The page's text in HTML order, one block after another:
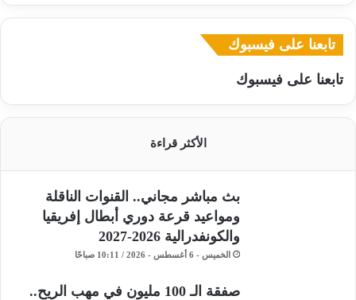
تابعنا على فيسبوك
تابعنا على فيسبوك
الأكثر قراءة
بث مباشر مجاني.. القنوات الناقلة
ومواعيد قرعة دوري أبطال إفريقيا
والكونفدرالية 2026-2027
الخميس - 6 أغسطس - 2026 / 10:11 صباحًا
صفقة الـ 100 مليون في مهب الريح..